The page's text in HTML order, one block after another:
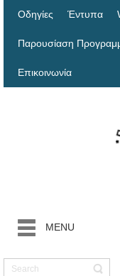
Οδηγίες Έντυπα
Παρουσίαση
Επικοινωνία
MENU